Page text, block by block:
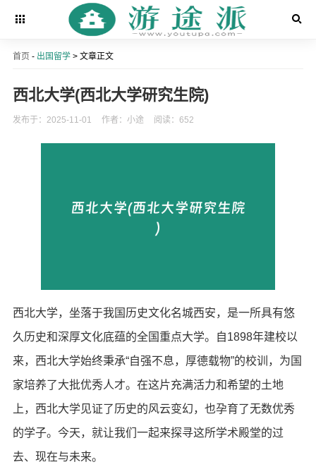
首页 - 出国留学> 文章正文
西北大学(西北大学研究生院)
发布于：2025-11-01 作者：小途 阅读：652
西北大学，坐落于我国历史文化名城西安，是一所具有悠
久历史和深厚文化底蕴的全国重点大学。自1898年建校以
来，西北大学始终秉承“自强不息，厚德载物”的校训，为国
家培养了大批优秀人才。在这片充满活力和希望的土地
上，西北大学见证了历史的风云变幻，也孕育了无数优秀
的学子。今天，就让我们一起来探寻这所学术殿堂的过
去、现在与未来。